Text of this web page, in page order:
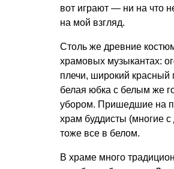
вот играют — ни на что
на мой взгляд.
Столь же древние
храмовых музыкантах:
плечи, широкий красный
белая юбка с белым же
убором. Пришедшие на
храм буддисты (многие с
тоже все в белом.
В храме много